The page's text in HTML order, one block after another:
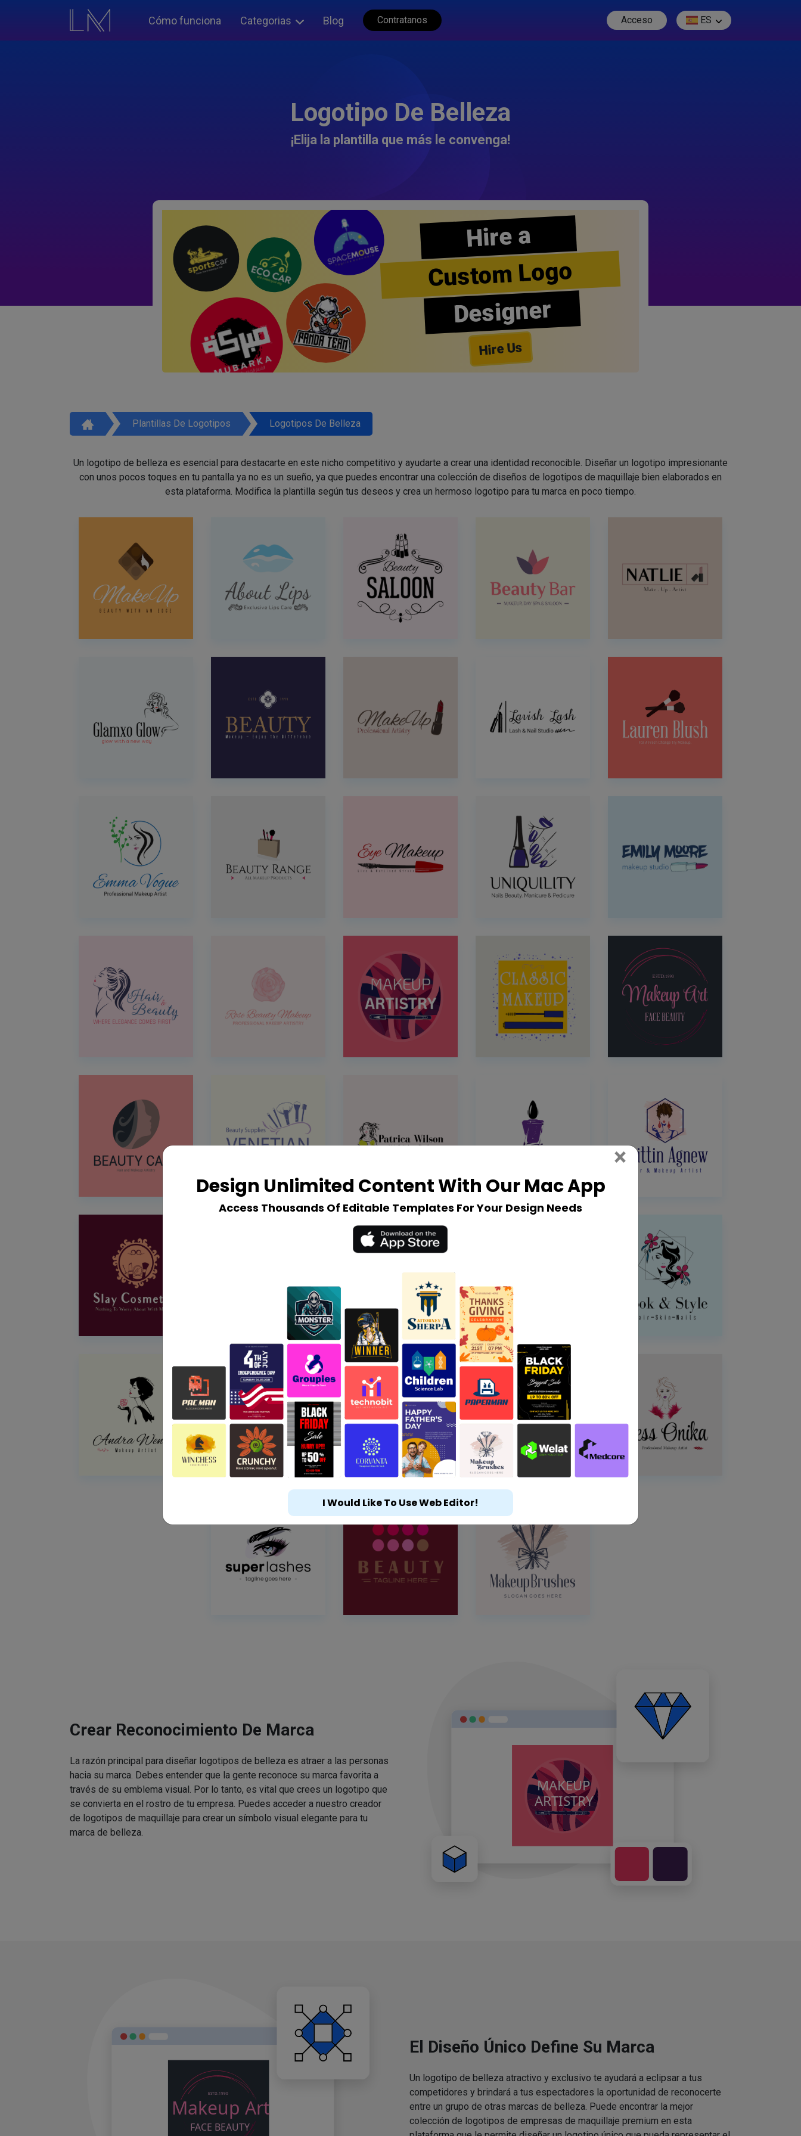
Cómo funciona Categorias Blog Contratanos Acceso ES
Logotipo De Belleza
¡Elija la plantilla que más le convenga!
Hire a
Custom Logo
Designer
Hire Us
Plantillas De Logotipos Logotipos De Belleza
Un logotipo de belleza es esencial para destacarte en este nicho competitivo y ayudarte a crear una identidad reconocible. Diseñar un logotipo impresionante
con unos pocos toques en tu pantalla ya no es un sueño, ya que puedes encontrar una colección de diseños de logotipos de maquillaje bien elaborados en
esta plataforma. Modifica la plantilla según tus deseos y crea un hermoso logotipo para tu marca en poco tiempo.
Crear Reconocimiento De Marca
La razón principal para diseñar logotipos de belleza es atraer a las personas
hacia su marca. Debes entender que la gente reconoce su marca favorita a
través de su emblema visual. Por lo tanto, es vital que crees un logotipo que
se convierta en el rostro de tu empresa. Puedes acceder a nuestro creador
de logotipos de maquillaje para crear un símbolo visual elegante para tu
marca de belleza.
El Diseño Único Define Su Marca
Un logotipo de belleza atractivo y exclusivo te ayudará a eclipsar a tus
competidores y brindará a tus espectadores la oportunidad de reconocerte
entre un grupo de otras marcas de belleza. Puede encontrar la mejor
colección de logotipos de empresas de maquillaje premium en esta
Design Unlimited Content With Our Mac App
Access Thousands Of Editable Templates For Your Design Needs
× Close
I Would Like To Use Web Editor!